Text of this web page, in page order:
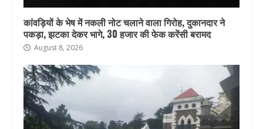
कांवड़ियों के भेष में नकली नोट चलाने वाला गिरोह, दुकानदार ने
पकड़ा, झटका देकर भागे, 30 हजार की फेक करेंसी बरामद
August 8, 2026